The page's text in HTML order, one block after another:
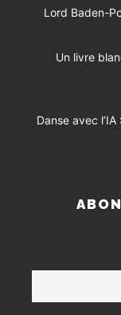
Lord Baden-
Un livre
Danse avec